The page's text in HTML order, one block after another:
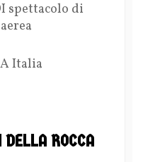
spettacolo di
Italia
ROCCA